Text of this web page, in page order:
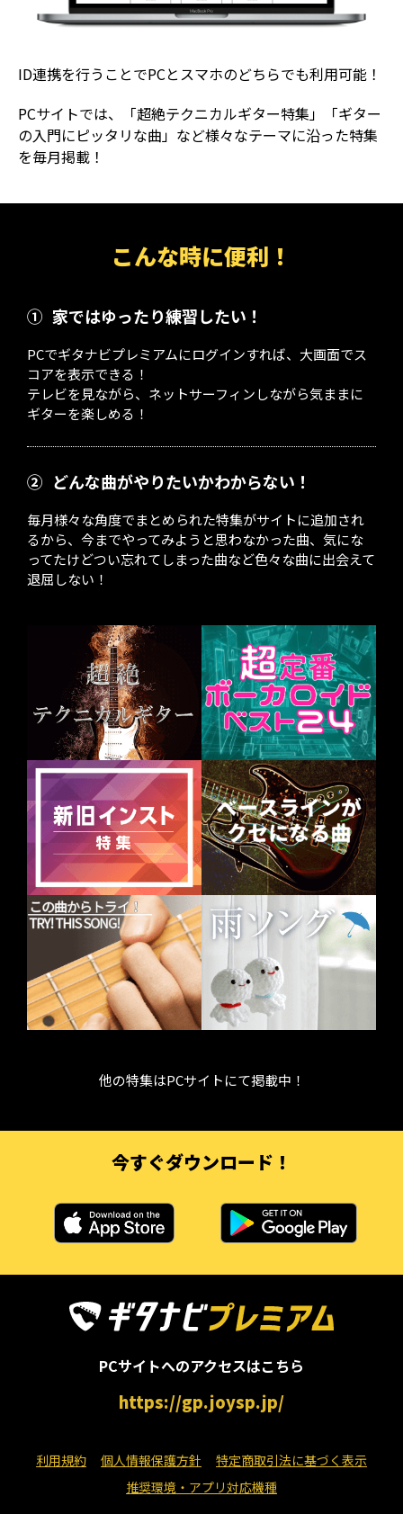
ID連携を行うことでPCとスマホのどちらでも利用可能！
PCサイトでは、「超絶テクニカルギター特集」「ギター
の入門にピッタリな曲」など様々なテーマに沿った特集
を毎月掲載！
こんな時に便利！
① 家ではゆったり練習したい！
PCでギタナビプレミアムにログインすれば、大画面でス
コアを表示できる！
テレビを見ながら、ネットサーフィンしながら気ままに
ギターを楽しめる！
② どんな曲がやりたいかわからない！
毎月様々な角度でまとめられた特集がサイトに追加され
るから、今までやってみようと思わなかった曲、気にな
ってたけどつい忘れてしまった曲など色々な曲に出会えて
退屈しない！
他の特集はPCサイトにて掲載中！
今すぐダウンロード！
PCサイトへのアクセスはこちら
https://gp.joysp.jp/
利用規約 個人情報保護方針
特定商取引法に基づく表示
推奨環境・アプリ対応機種